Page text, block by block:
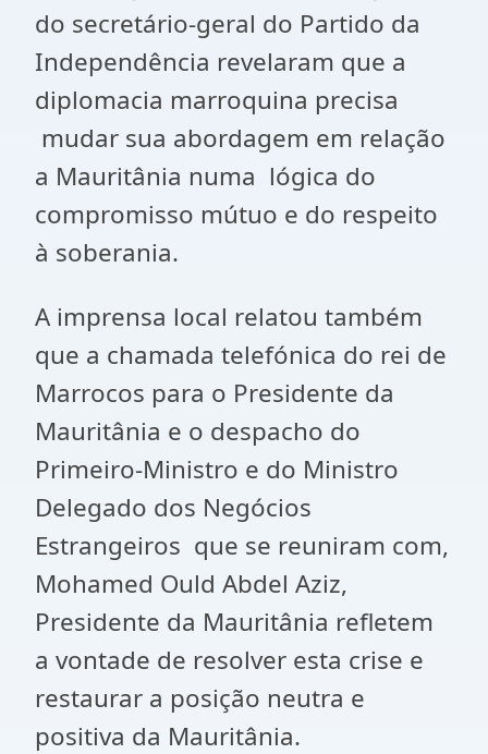
do secretário-geral do Partido da
Independência revelaram que a
diplomacia marroquina precisa
mudar sua abordagem em relação
a Mauritânia numa lógica do
compromisso mútuo e do respeito
à soberania.
A imprensa local relatou também
que a chamada telefónica do rei de
Marrocos para o Presidente da
Mauritânia e o despacho do
Primeiro-Ministro e do Ministro
Delegado dos Negócios
Estrangeiros que se reuniram com,
Mohamed Ould Abdel Aziz,
Presidente da Mauritânia refletem
a vontade de resolver esta crise e
restaurar a posição neutra e
positiva da Mauritânia.